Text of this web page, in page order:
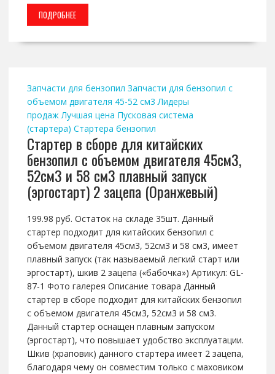
ПОДРОБНЕЕ
Запчасти для бензопил Запчасти для бензопил с
объемом двигателя 45-52 см3 Лидеры
продаж Лучшая цена Пусковая система
(стартера) Стартера бензопил
Стартер в сборе для китайских
бензопил с объемом двигателя 45см3,
52см3 и 58 см3 плавный запуск
(эргостарт) 2 зацепа (Оранжевый)
199.98 руб. Остаток на складе 35шт. Данный
стартер подходит для китайских бензопил с
объемом двигателя 45см3, 52см3 и 58 см3, имеет
плавный запуск (так называемый легкий старт или
эргостарт), шкив 2 зацепа («бабочка») Артикул: GL-
87-1 Фото галерея Описание товара Данный
стартер в сборе подходит для китайских бензопил
с объемом двигателя 45см3, 52см3 и 58 см3.
Данный стартер оснащен плавным запуском
(эргостарт), что повышает удобство эксплуатации.
Шкив (храповик) данного стартера имеет 2 зацепа,
благодаря чему он совместим только с маховиком